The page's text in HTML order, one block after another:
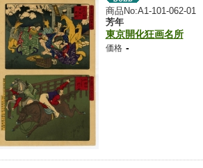
商品No:A1-101-062-01
芳年
東京開化狂画名所
価格 -